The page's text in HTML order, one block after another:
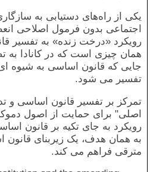
should be written in
language that is easy for the
understand. This helps ensure
is accessible to all citizens
can be easily upheld.
should be flexible
to changing circumstances and
values. This can be achieved
of a provision for
the use of broad and
(Reference: Kommers, D. P.
یکی از راه‌های دستیابی به
اجتماعی بدون فرمول اصلاحی
رویکرد «درخت زنده» به تفسیر
همان چیزی است که در کانادا
جایی که قانون اساسی به شیوه
تفسیر می شود.
تمرکز بر تفسیر قانون اساسی و
اصلی" برای حمایت از اصول
رویکرد به جای تکیه بر قانون
به همان هدف، یک زیربنای قانون
مترقی فراهم می کند.